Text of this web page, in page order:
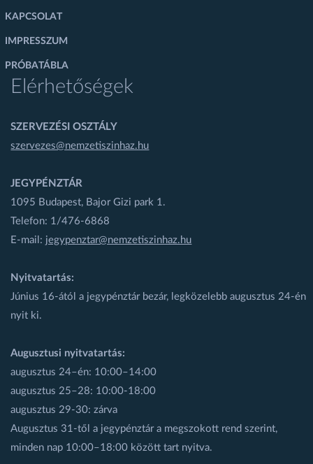
KAPCSOLAT
IMPRESSZUM
PRÓBATÁBLA
Elérhetőségek
SZERVEZÉSI OSZTÁLY
szervezes@nemzetiszinhaz.hu
JEGYPÉNZTÁR
1095 Budapest, Bajor Gizi park 1.
Telefon: 1/476-6868
E-mail: jegypenztar@nemzetiszinhaz.hu
Nyitvatartás:
Június 16-ától a jegypénztár bezár, legközelebb augusztus 24-én
nyit ki.
Augusztusi nyitvatartás:
augusztus 24–én: 10:00–14:00
augusztus 25–28: 10:00-18:00
augusztus 29-30: zárva
Augusztus 31-től a jegypénztár a megszokott rend szerint,
minden nap 10:00–18:00 között tart nyitva.